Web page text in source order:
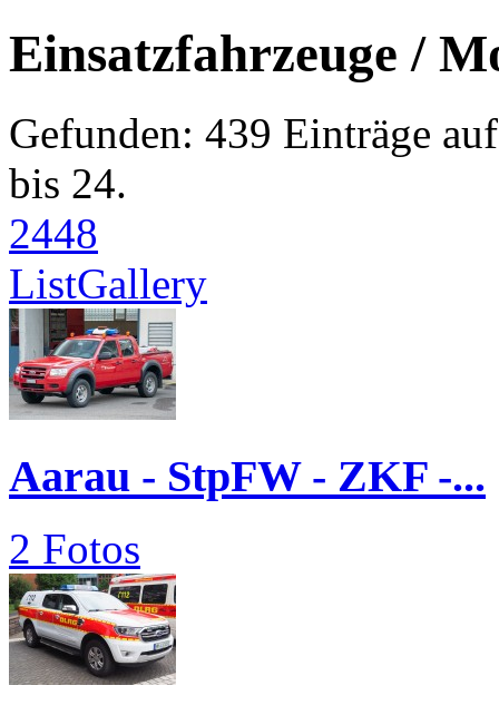
Einsatzfahrzeuge /
Gefunden: 439 Einträge
bis 24.
2448
ListGallery
Aarau - StpFW - ZKF -...
2 Fotos